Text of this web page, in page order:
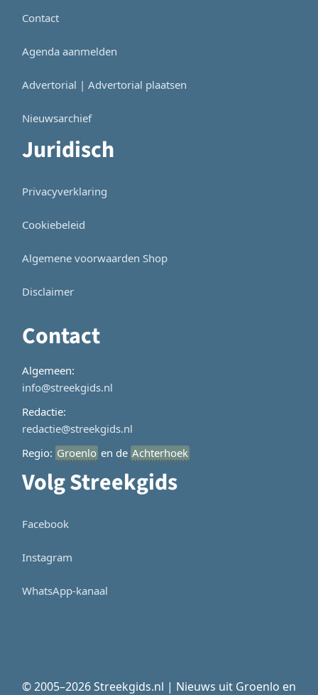
Contact
Agenda aanmelden
Advertorial | Advertorial plaatsen
Nieuwsarchief
Juridisch
Privacyverklaring
Cookiebeleid
Algemene voorwaarden Shop
Disclaimer
Contact
Algemeen:
info@streekgids.nl
Redactie:
redactie@streekgids.nl
Regio: Groenlo en de Achterhoek
Volg Streekgids
Facebook
Instagram
WhatsApp-kanaal
© 2005–2026 Streekgids.nl | Nieuws uit Groenlo en